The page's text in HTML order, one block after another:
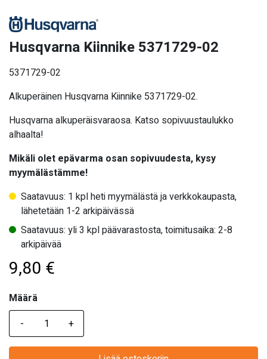
Husqvarna Kiinnike 5371729-02
5371729-02
Alkuperäinen Husqvarna Kiinnike 5371729-02.
Husqvarna alkuperäisvaraosa. Katso sopivuustaulukko
alhaalta!
Mikäli olet epävarma osan sopivuudesta, kysy
myymälästämme!
Saatavuus: 1 kpl heti myymälästä ja verkkokaupasta,
lähetetään 1-2 arkipäivässä
Saatavuus: yli 3 kpl päävarastosta, toimitusaika: 2-8
arkipäivää
9,80 €
Määrä
Määrä